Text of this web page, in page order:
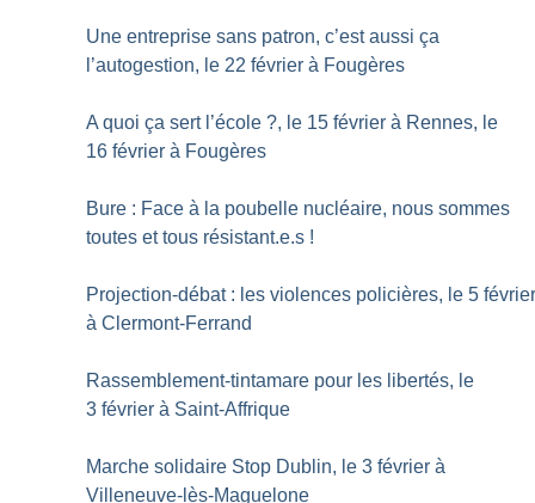
Une entreprise sans patron, c’est aussi ça
l’autogestion, le 22 février à Fougères
A quoi ça sert l’école ?, le 15 février à Rennes, le
16 février à Fougères
Bure : Face à la poubelle nucléaire, nous sommes
toutes et tous résistant.e.s !
Projection-débat : les violences policières, le 5
à Clermont-Ferrand
Rassemblement-tintamare pour les libertés, le
3 février à Saint-Affrique
Marche solidaire Stop Dublin, le 3 février à
Villeneuve-lès-Maguelone